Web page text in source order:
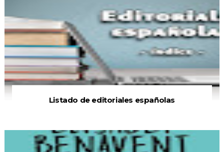
Listado de editoriales españolas